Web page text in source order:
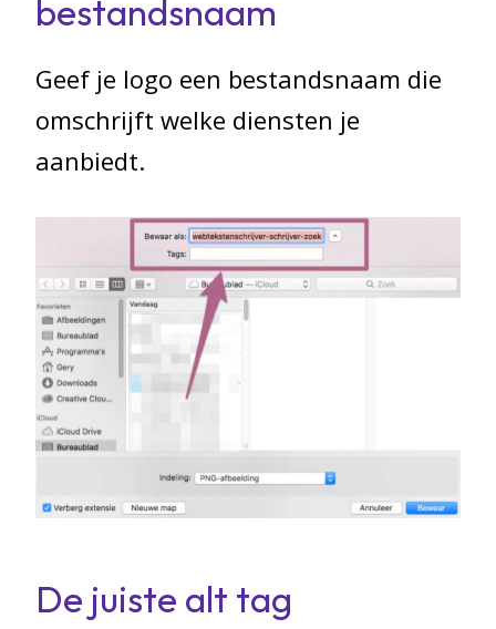
bestandsnaam
Geef je logo een bestandsnaam die
omschrijft welke diensten je
aanbiedt.
De juiste alt tag